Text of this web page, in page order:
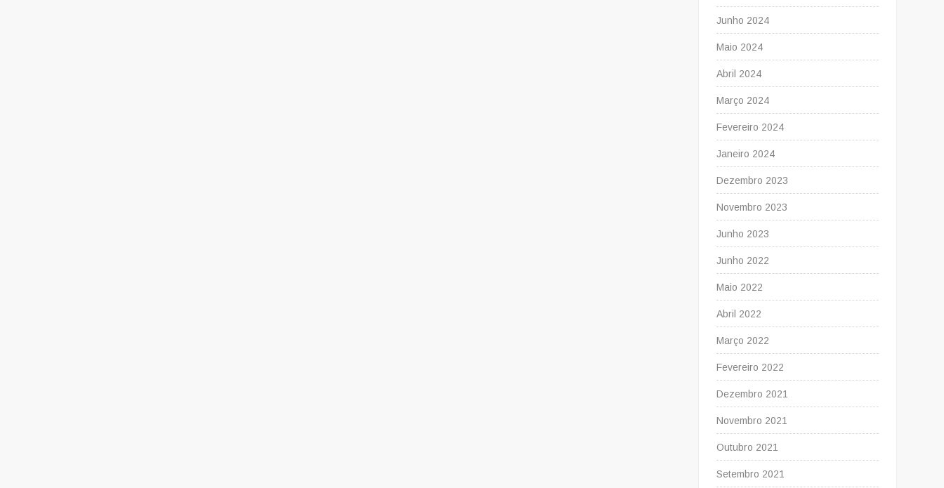
Junho 2024
Maio 2024
Abril 2024
Março 2024
Fevereiro 2024
Janeiro 2024
Dezembro 2023
Novembro 2023
Junho 2023
Junho 2022
Maio 2022
Abril 2022
Março 2022
Fevereiro 2022
Dezembro 2021
Novembro 2021
Outubro 2021
Setembro 2021